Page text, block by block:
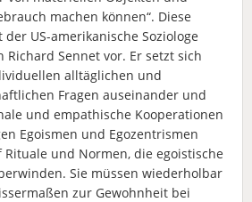
machen können“. Diese
US-amerikanische Soziologe
Sennet vor. Er setzt sich
alltäglichen und
Fragen auseinander und
und empathische Kooperationen
Egoismen und Egozentrismen
und Normen, die egoistische
Sie müssen wiederholbar
zur Gewohnheit bei